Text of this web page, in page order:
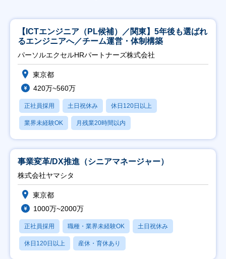
【ICTエンジニア（PL候補）／関東】5年後も選ばれ
るエンジニアへ／チーム運営・体制構築
パーソルエクセルHRパートナーズ株式会社
東京都
420万~560万
正社員採用 土日祝休み 休日120日以上
業界未経験OK 月残業20時間以内
事業変革/DX推進（シニアマネージャー）
株式会社ヤマシタ
東京都
1000万~2000万
正社員採用 職種・業界未経験OK 土日祝休み
休日120日以上 産休・育休あり